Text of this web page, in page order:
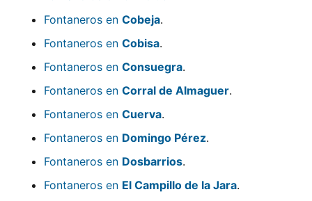
Fontaneros en Cobeja.
Fontaneros en Cobisa.
Fontaneros en Consuegra.
Fontaneros en Corral de Almaguer.
Fontaneros en Cuerva.
Fontaneros en Domingo Pérez.
Fontaneros en Dosbarrios.
Fontaneros en El Campillo de la Jara.